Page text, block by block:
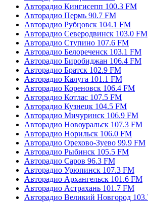
Авторадио Кингисепп 100.3 FM
Авторадио Пермь 90.7 FM
Авторадио Рубцовск 104.1 FM
Авторадио Северодвинск 103.0 FM
Авторадио Ступино 107.6 FM
Авторадио Белореченск 103.1 FM
Авторадио Биробиджан 106.4 FM
Авторадио Братск 102.9 FM
Авторадио Калуга 101.1 FM
Авторадио Кореновск 106.4 FM
Авторадио Котлас 107.5 FM
Авторадио Кузнецк 104.5 FM
Авторадио Мичуринск 106.9 FM
Авторадио Новоуральск 107.3 FM
Авторадио Норильск 106.0 FM
Авторадио Орехово-Зуево 99.9 FM
Авторадио Рыбинск 105.5 FM
Авторадио Саров 96.3 FM
Авторадио Урюпинск 107.3 FM
Авторадио Архангельск 101.6 FM
Авторадио Астрахань 101.7 FM
Авторадио Великий Новгород